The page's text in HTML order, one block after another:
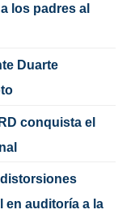
los padres al
Duarte
conquista el
en auditoría a la